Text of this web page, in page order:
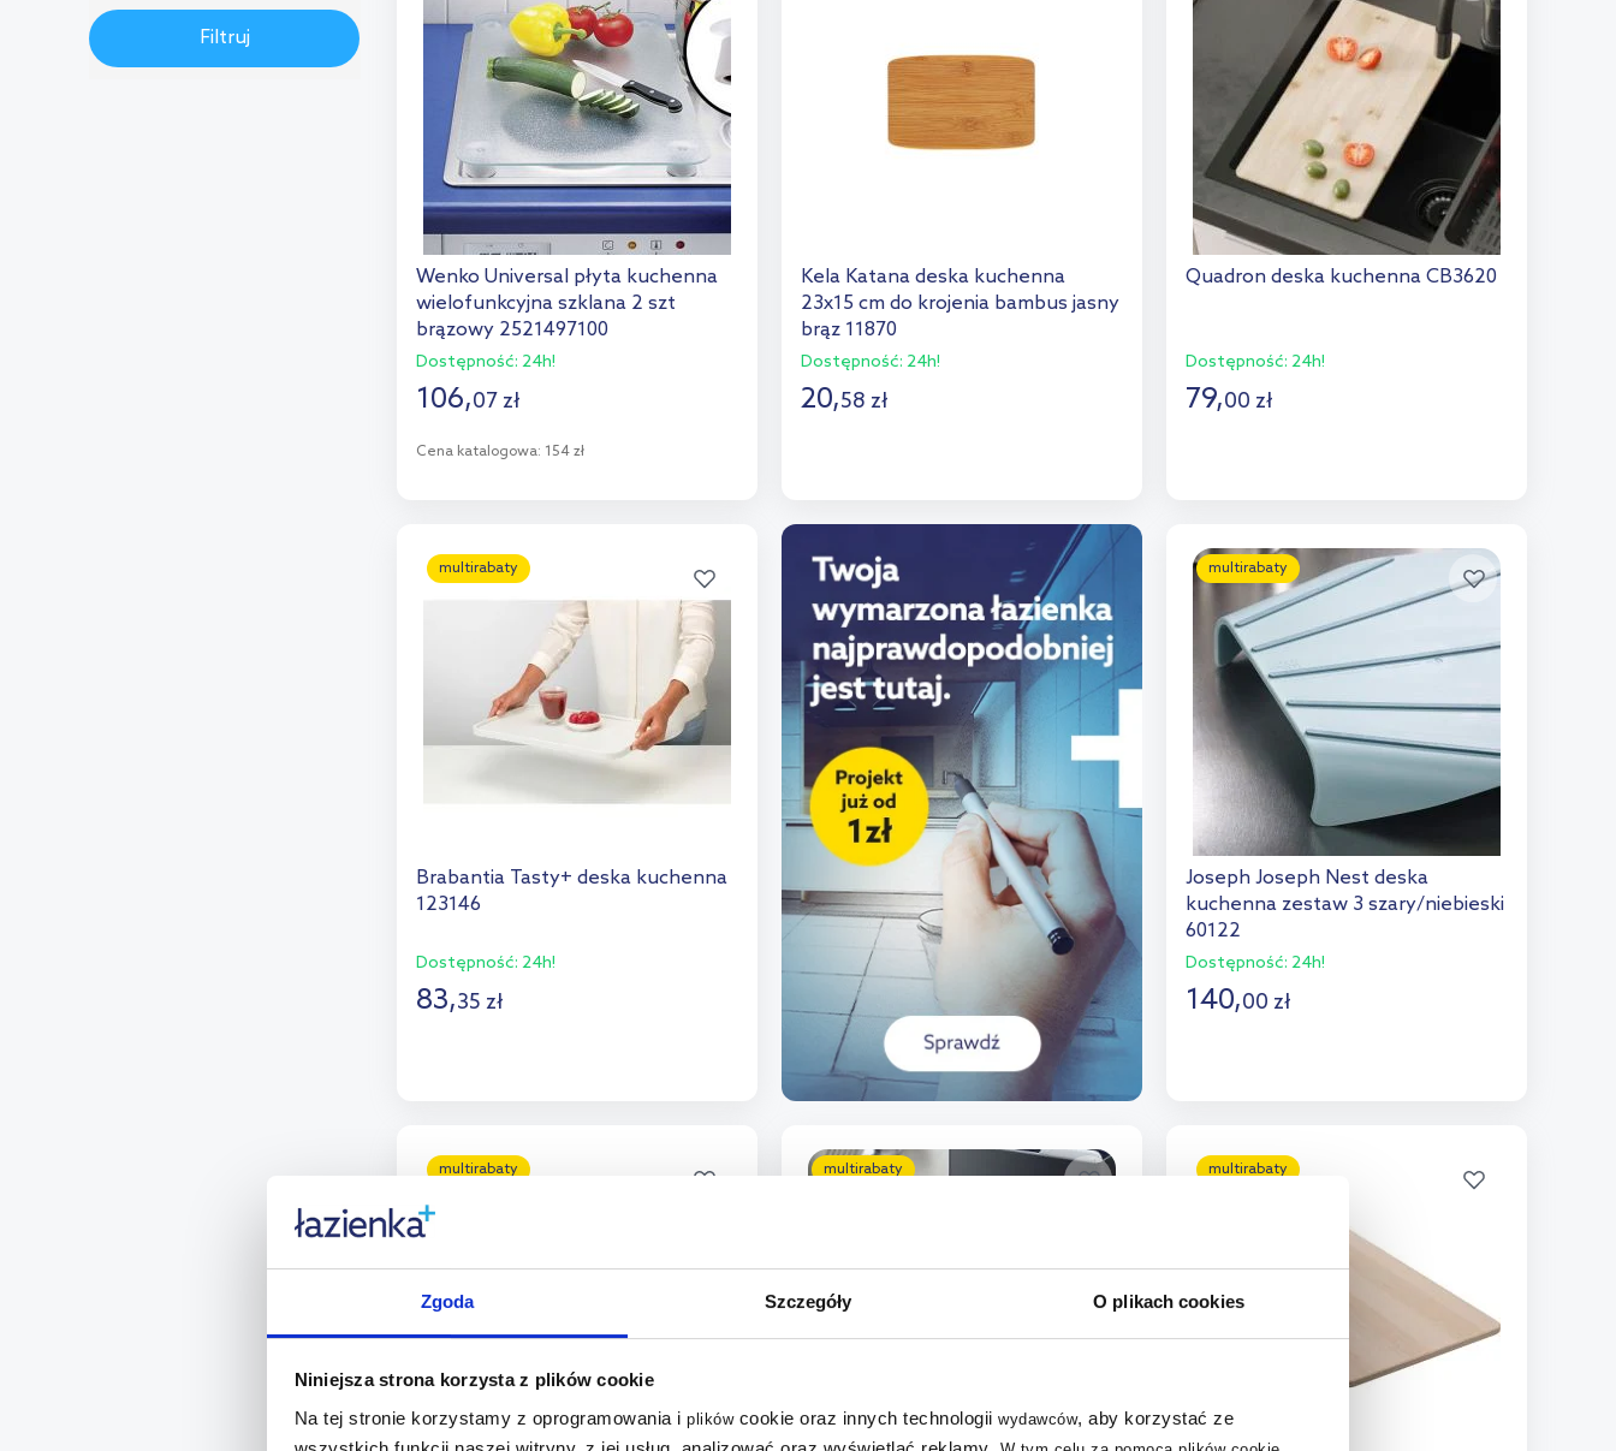
Zgoda Szczegóły O plikach cookies
Niniejsza strona korzysta z plików cookie
Na tej stronie korzystamy z oprogramowania i plikówcookie oraz innych technologii wydawców, aby korzystać ze
Kela (10)
do 7 dni (2)
Brak ocenyFiltruj
Wenko Universal płyta kuchenna
wielofunkcyjna szklana 2 szt
brązowy 2521497100
Dostępność: 24h!
106,07zł
Cena katalogowa: 154 zł
Dodaj do porównania
Kela Katana deska kuchenna
23x15 cm do krojenia bambus jasny
brąz 11870
Dostępność: 24h!
20,58 zł
Quadron deska kuchenna CB3620
Dostępność: 24h!
79,00 zł
multirabaty
Brabantia Tasty+ deska kuchenna
123146
Dostępność: 24h!
83,35 zł
multirabaty
Joseph Joseph Nest deska
kuchenna zestaw 3 szary/niebieski
60122
Dostępność: 24h!
140,00 zł
multirabaty multirabaty multirabaty